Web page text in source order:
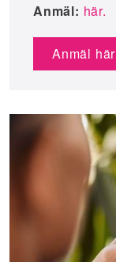
Anmäl: här.
Anmäl här